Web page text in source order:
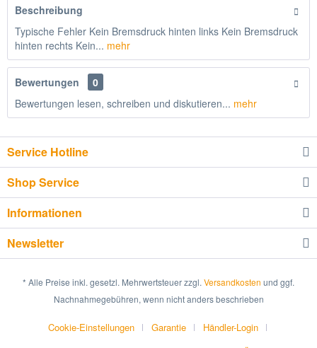
Beschreibung
Typische Fehler Kein Bremsdruck hinten links Kein Bremsdruck
hinten rechts Kein... mehr
Bewertungen
0
Bewertungen lesen, schreiben und diskutieren... mehr
Service Hotline
Shop Service
Informationen
Newsletter
* Alle Preise inkl. gesetzl. Mehrwertsteuer zzgl. Versandkosten und ggf.
Nachnahmegebühren, wenn nicht anders beschrieben
Cookie-Einstellungen Garantie
Händler-Login